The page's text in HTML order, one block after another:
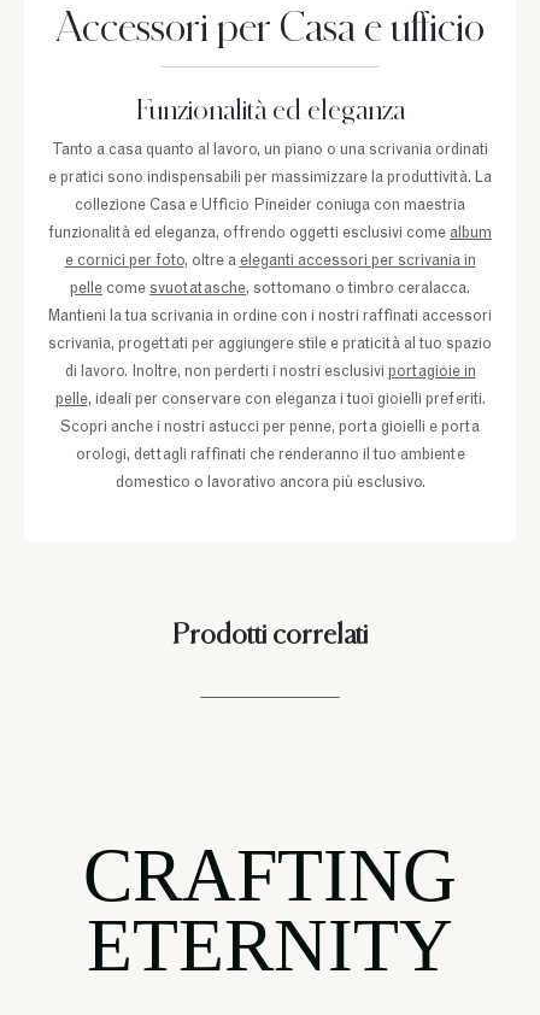
Accessori per Casa e ufficio
Funzionalità ed eleganza
Tanto a casa quanto al lavoro, un piano o una scrivania ordinati
e pratici sono indispensabili per massimizzare la produttività. La
collezione Casa e Ufficio Pineider coniuga con maestria
funzionalità ed eleganza, offrendo oggetti esclusivi come album
e cornici per foto, oltre a eleganti accessori per scrivania in
pelle come svuotatasche, sottomano o timbro ceralacca.
Mantieni la tua scrivania in ordine con i nostri raffinati accessori
scrivania, progettati per aggiungere stile e praticità al tuo spazio
di lavoro. Inoltre, non perderti i nostri esclusivi portagioie in
pelle, ideali per conservare con eleganza i tuoi gioielli preferiti.
Scopri anche i nostri astucci per penne, porta gioielli e porta
orologi, dettagli raffinati che renderanno il tuo ambiente
domestico o lavorativo ancora più esclusivo.
Prodotti correlati
CRAFTING
ETERNITY